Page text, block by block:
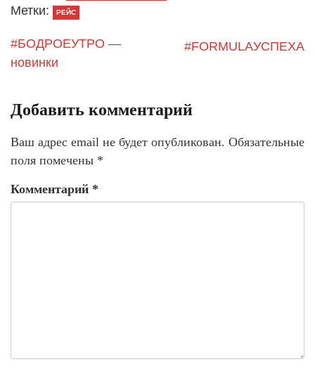
Метки: РЕЙС
#БОДРОЕУТРО —
новинки
#FORMULAУСПЕХА
Добавить комментарий
Ваш адрес email не будет опубликован. Обязательные
поля помечены *
Комментарий *